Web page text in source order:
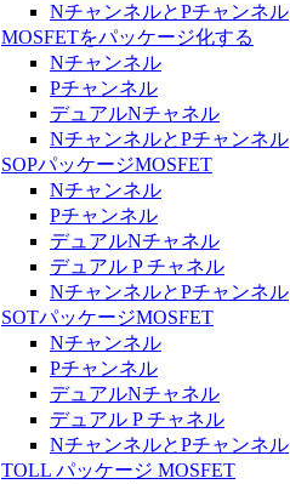
NチャンネルとPチャンネル
MOSFETをパッケージ化する
Nチャンネル
Pチャンネル
デュアルNチャネル
NチャンネルとPチャンネル
SOPパッケージMOSFET
Nチャンネル
Pチャンネル
デュアルNチャネル
デュアル P チャネル
NチャンネルとPチャンネル
SOTパッケージMOSFET
Nチャンネル
Pチャンネル
デュアルNチャネル
デュアル P チャネル
NチャンネルとPチャンネル
TOLL パッケージ MOSFET